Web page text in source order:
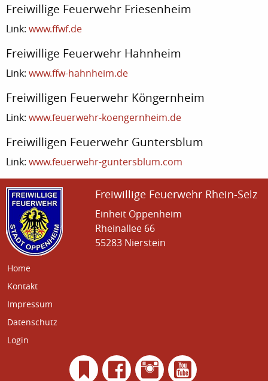
Freiwillige Feuerwehr Friesenheim
Link: www.ffwf.de
Freiwillige Feuerwehr Hahnheim
Link: www.ffw-hahnheim.de
Freiwilligen Feuerwehr Köngernheim
Link: www.feuerwehr-koengernheim.de
Freiwilligen Feuerwehr Guntersblum
Link: www.feuerwehr-guntersblum.com
Freiwillige Feuerwehr Rhein-Selz
Einheit Oppenheim
Rheinallee 66
55283 Nierstein
Home
Kontakt
Impressum
Datenschutz
Login